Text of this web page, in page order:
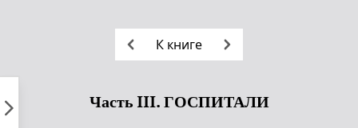
К книге
Часть III. ГОСПИТАЛИ